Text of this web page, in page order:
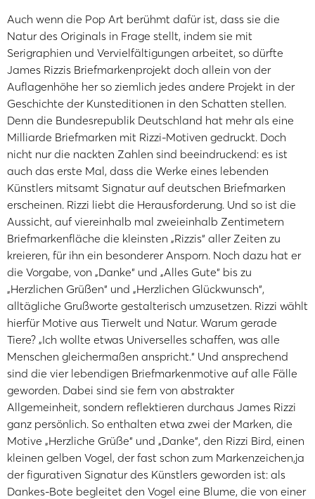
Auch wenn die Pop Art berühmt dafür ist, dass sie die
Natur des Originals in Frage stellt, indem sie mit
Serigraphien und Vervielfältigungen arbeitet, so dürfte
James Rizzis Briefmarkenprojekt doch allein von der
Auflagenhöhe her so ziemlich jedes andere Projekt in der
Geschichte der Kunsteditionen in den Schatten stellen.
Denn die Bundesrepublik Deutschland hat mehr als eine
Milliarde Briefmarken mit Rizzi-Motiven gedruckt. Doch
nicht nur die nackten Zahlen sind beeindruckend: es ist
auch das erste Mal, dass die Werke eines lebenden
Künstlers mitsamt Signatur auf deutschen Briefmarken
erscheinen. Rizzi liebt die Herausforderung. Und so ist die
Aussicht, auf viereinhalb mal zweieinhalb Zentimetern
Briefmarkenfläche die kleinsten „Rizzis“ aller Zeiten zu
kreieren, für ihn ein besonderer Ansporn. Noch dazu hat er
die Vorgabe, von „Danke“ und „Alles Gute“ bis zu
„Herzlichen Grüßen“ und „Herzlichen Glückwunsch“,
alltägliche Grußworte gestalterisch umzusetzen. Rizzi wählt
hierfür Motive aus Tierwelt und Natur. Warum gerade
Tiere? „Ich wollte etwas Universelles schaffen, was alle
Menschen gleichermaßen anspricht.“ Und ansprechend
sind die vier lebendigen Briefmarkenmotive auf alle Fälle
geworden. Dabei sind sie fern von abstrakter
Allgemeinheit, sondern reflektieren durchaus James Rizzi
ganz persönlich. So enthalten etwa zwei der Marken, die
Motive „Herzliche Grüße“ und „Danke“, den Rizzi Bird, einen
kleinen gelben Vogel, der fast schon zum Markenzeichen,ja
der figurativen Signatur des Künstlers geworden ist: als
Dankes-Bote begleitet den Vogel eine Blume, die von einer